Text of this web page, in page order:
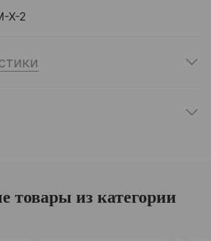
X-2
товары из категории